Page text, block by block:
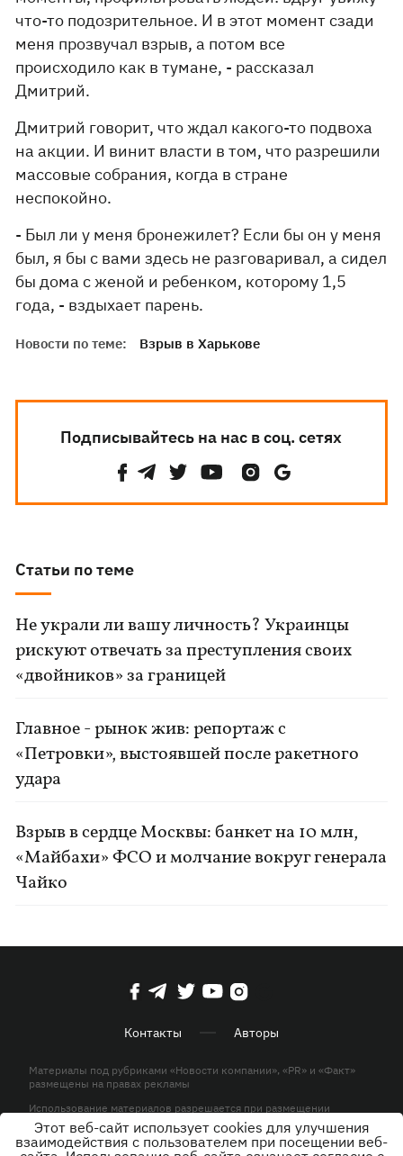
что-то подозрительное. И в этот момент сзади
меня прозвучал взрыв, а потом все
происходило как в тумане, - рассказал
Дмитрий.
Дмитрий говорит, что ждал какого-то подвоха
на акции. И винит власти в том, что разрешили
массовые собрания, когда в стране
неспокойно.
- Был ли у меня бронежилет? Если бы он у меня
был, я бы с вами здесь не разговаривал, а сидел
бы дома с женой и ребенком, которому 1,5
года, - вздыхает парень.
Новости по теме: Взрыв в Харькове
Подписывайтесь на нас в соц. сетях
Статьи по теме
Не украли ли вашу личность? Украинцы
рискуют отвечать за преступления своих
«двойников» за границей
Главное - рынок жив: репортаж с
«Петровки», выстоявшей после ракетного
удара
Взрыв в сердце Москвы: банкет на 10 млн,
«Майбахи» ФСО и молчание вокруг генерала
Чайко
Контакты Авторы
Материалы под рубриками «Новости компании», «PR» и «Факт»
размещены на правах рекламы
Использование материалов разрешается при размещении
активной гиперссылки на KP.UA в первом абзаце.
© ООО «ЮЛАВ МЕДИА»,2026. Все права защищены.
Этот веб-сайт использует cookies для улучшения
взаимодействия с пользователем при посещении веб-